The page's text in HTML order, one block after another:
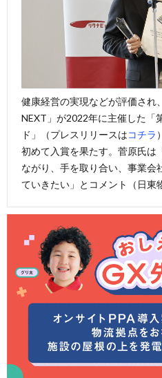
健康経営の実現などが評価され
NEXT」が2022年に主催した「
ド」（プレスリリースはコチラ
初めて入賞を果たす。菅原氏は
ながり、手を取り合い、事業会
ていきたい」とコメント（日東